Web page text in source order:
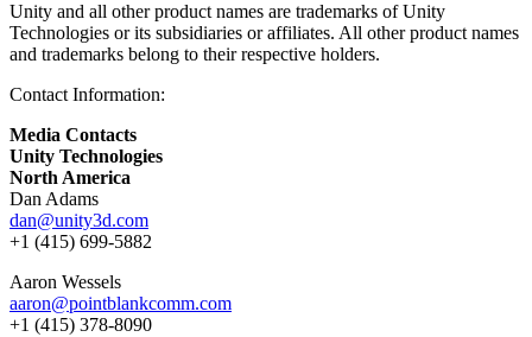
Unity and all other product names are trademarks of Unity
Technologies or its subsidiaries or affiliates. All other product names
and trademarks belong to their respective holders.
Contact Information:
Media Contacts
Unity Technologies
North America
Dan Adams
dan@unity3d.com
+1 (415) 699-5882
Aaron Wessels
aaron@pointblankcomm.com
+1 (415) 378-8090